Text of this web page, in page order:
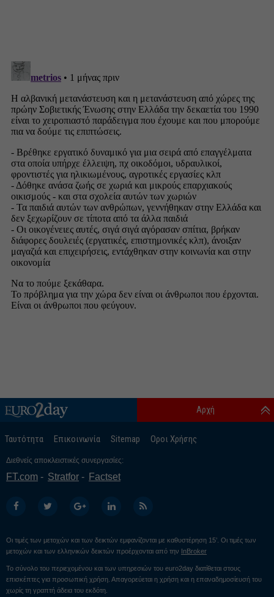
Ταυτότητα Επικοινωνία Sitemap Οροι Χρήσης
Αρχή
Διεθνείς αποκλειστικές συνεργασίες:
FT.com Stratfor Factset
Οι τιμές των μετοχών και των δεικτών εμφανίζονται με καθυστέρηση 15’. Οι τιμές των
μετοχών και των ελληνικών δεικτών προέρχονται από την
InBroker
Το σύνολο του περιεχομένου και των υπηρεσιών του euro2day διατίθεται στους
επισκέπτες για προσωπική χρήση. Απαγορεύεται η χρήση και η επαναδημοσίευσή του
χωρίς τη γραπτή άδεια του εκδότη.